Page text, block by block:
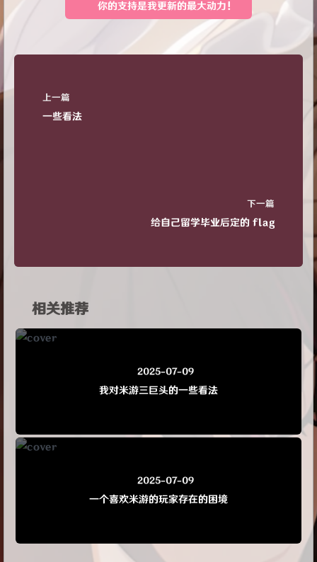
你的支持是我更新的最大动力！
上一篇
一些看法
下一篇
给自己留学毕业后定的 flag
相关推荐
2025-07-09
我对米游三巨头的一些看法
2025-07-09
一个喜欢米游的玩家存在的困境